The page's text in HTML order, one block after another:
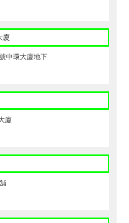
廈
中環大廈地下
廈